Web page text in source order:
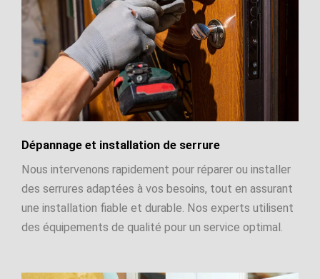
Dépannage et installation de serrure
Nous intervenons rapidement pour réparer ou installer
des serrures adaptées à vos besoins, tout en assurant
une installation fiable et durable. Nos experts utilisent
des équipements de qualité pour un service optimal.